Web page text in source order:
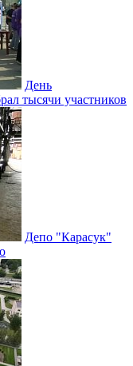
День
тысячи участников
Депо "Карасук"